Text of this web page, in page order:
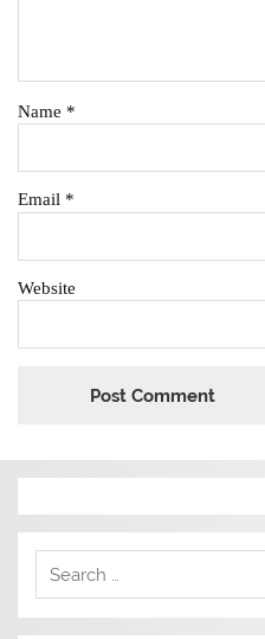
Name *
Email *
Website